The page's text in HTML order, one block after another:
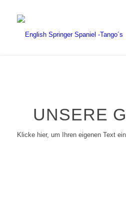
UNSERE
Klicke hier, um Ihren eigenen Text